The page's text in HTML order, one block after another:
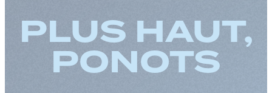
PLUS HAUT,
PONOTS